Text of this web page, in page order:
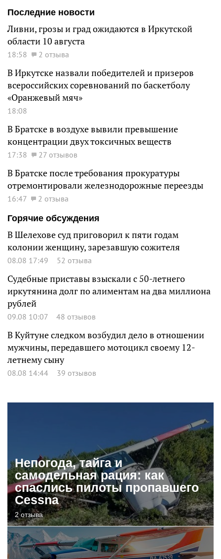
Последние новости
Ливни, грозы и град ожидаются в Иркутской
области 10 августа
18:58 2 отзыва
В Иркутске назвали победителей и призеров
всероссийских соревнований по баскетболу
«Оранжевый мяч»
18:08
В Братске в воздухе вывили превышение
концентрации двух токсичных веществ
17:38 27 отзывов
В Братске после требования прокуратуры
отремонтировали железнодорожные переезды
16:47
2 отзыва
Горячие обсуждения
В Шелехове суд приговорил к пяти годам
колонии женщину, зарезавшую сожителя
08.08 17:49 52 отзыва
Судебные приставы взыскали с 50-летнего
иркутянина долг по алиментам на два миллиона
рублей
09.08 10:07 48 отзывов
В Куйтуне следком возбудил дело в отношении
мужчины, передавшего мотоцикл своему 12-
летнему сыну
08.08 14:44 39 отзывов
Непогода, тайга и
самодельная рация: как
спаслись пилоты пропавшего
Cessna
2 отзыва